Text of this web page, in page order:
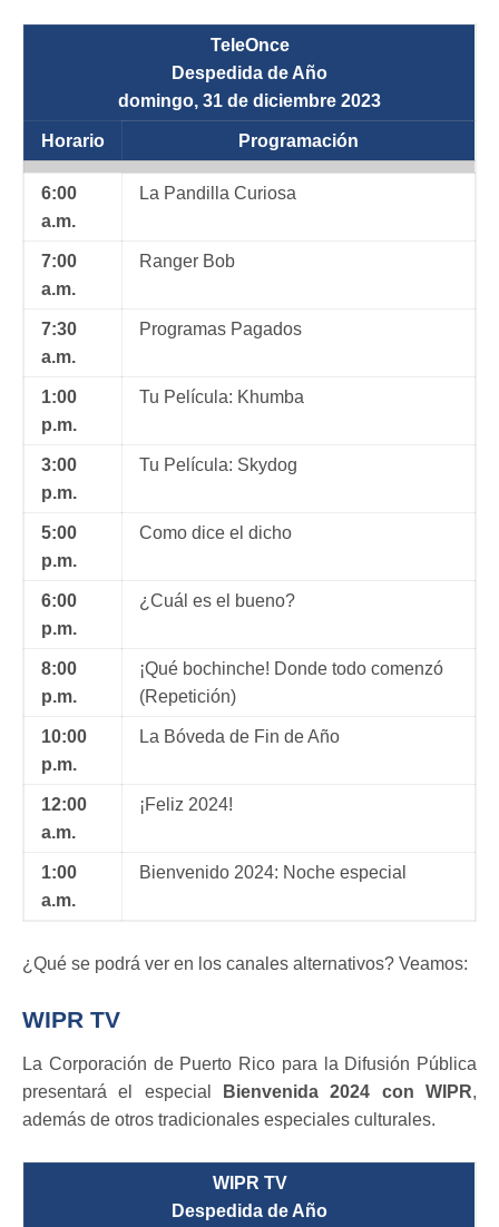
TeleOnce
Despedida de Año
domingo, 31 de diciembre 2023
Horario Programación
6:00
a.m.
La Pandilla Curiosa
7:00
a.m.
Ranger Bob
7:30
a.m.
Programas Pagados
1:00
p.m.
Tu Película: Khumba
3:00
p.m.
Tu Película: Skydog
5:00
p.m.
Como dice el dicho
6:00
p.m.
¿Cuál es el bueno?
8:00
p.m.
¡Qué bochinche! Donde todo comenzó
(Repetición)
10:00
p.m.
La Bóveda de Fin de Año
12:00
a.m.
¡Feliz 2024!
1:00
a.m.
Bienvenido 2024: Noche especial
¿Qué se podrá ver en los canales alternativos? Veamos:
WIPR TV
La Corporación de Puerto Rico para la Difusión Pública
presentará el especial
Bienvenida 2024 con WIPR,
además de otros tradicionales especiales culturales.
WIPR TV
Despedida de Año